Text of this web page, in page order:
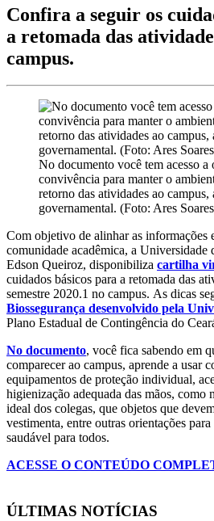
Confira a seguir os
a retomada das
campus.
No documento você tem acesso a
convivência para manter o
retorno das atividades ao campus,
governamental. (Foto: Ares
Com objetivo de alinhar as informações
comunidade acadêmica, a Universidade
Edson Queiroz, disponibiliza cartilha
cuidados básicos para a retomada das
semestre 2020.1 no campus. As dicas
Biossegurança desenvolvido pela
Plano Estadual de Contingência do
No documento, você fica sabendo em
comparecer ao campus, aprende a usar
equipamentos de proteção individual,
higienização adequada das mãos, como
ideal dos colegas, que objetos que
vestimenta, entre outras orientações
saudável para todos.
ACESSE O CONTEÚDO
ÚLTIMAS NOTÍCIAS